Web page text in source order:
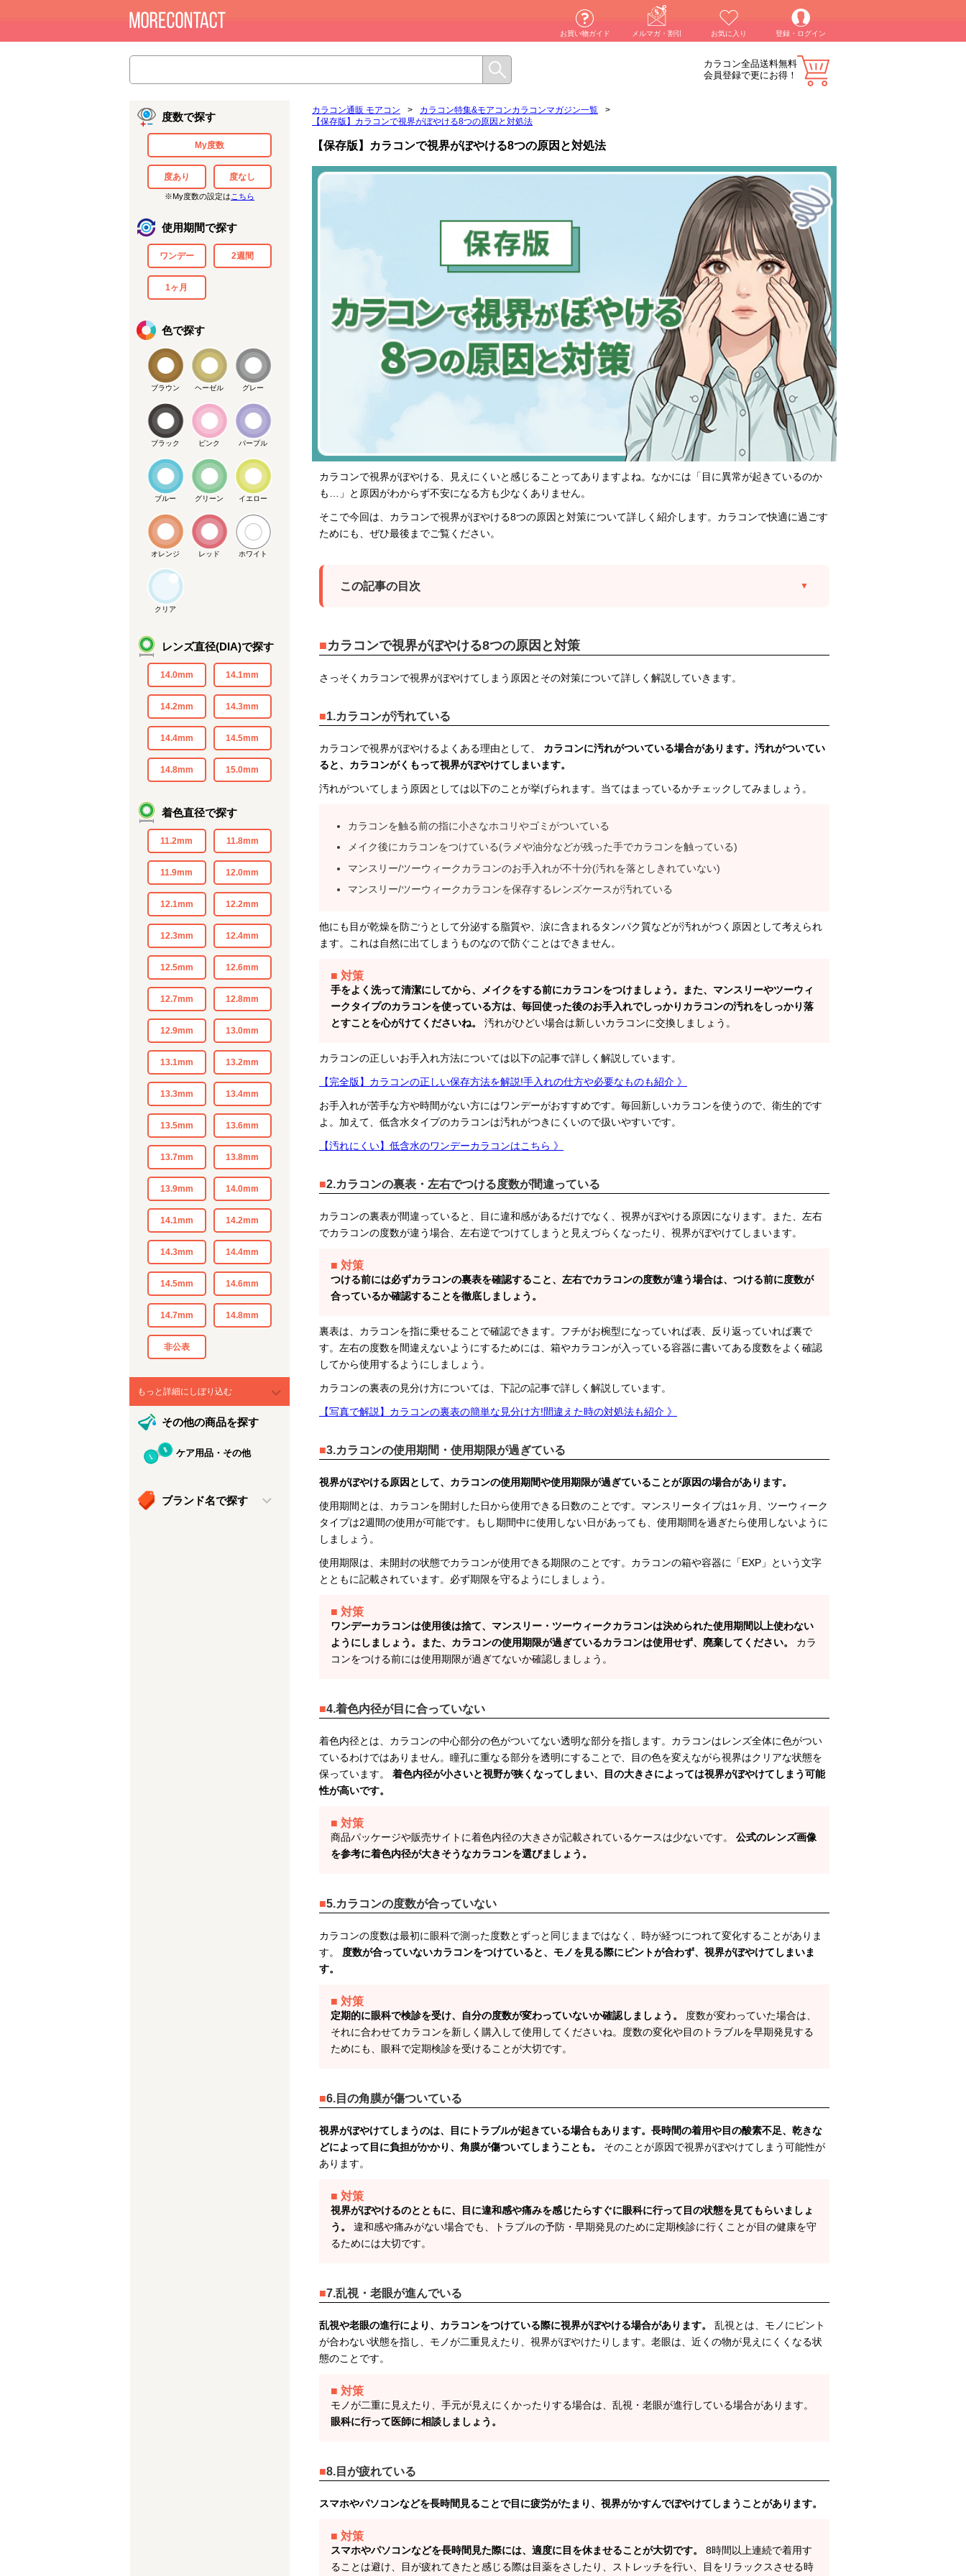
お買い物ガイド メルマガ・割引 お気に入り 登録・ログイン
カラコン全品送料無料
会員登録で更にお得！
度数で探す
My度数
度あり 度なし
※My度数の設定は こちら
使用期間で探す
ワンデー 2週間
1ヶ月
色で探す
ブラウン ヘーゼル グレー
ブラック ピンク パープル
ブルー グリーン イエロー
オレンジ レッド ホワイト
クリア
レンズ直径(DIA)で探す
14.0mm 14.1mm
14.2mm 14.3mm
14.4mm 14.5mm
14.8mm 15.0mm
着色直径で探す
11.2mm 11.8mm
11.9mm 12.0mm
12.1mm 12.2mm
12.3mm 12.4mm
12.5mm 12.6mm
12.7mm 12.8mm
12.9mm 13.0mm
13.1mm 13.2mm
13.3mm 13.4mm
13.5mm 13.6mm
13.7mm 13.8mm
13.9mm 14.0mm
14.1mm 14.2mm
14.3mm 14.4mm
14.5mm 14.6mm
14.7mm 14.8mm
非公表
もっと詳細にしぼり込む
その他の商品を探す
ケア用品・その他
ブランド名で探す
カラコン通販 モアコン > カラコン特集&モアコンカラコンマガジン一覧
>
【保存版】カラコンで視界がぼやける8つの原因と対処法
【保存版】カラコンで視界がぼやける8つの原因と対処法
カラコンで視界がぼやける、見えにくいと感じることってありますよね。なかには「目に異常が起きているのか
も…」と原因がわからず不安になる方も少なくありません。
そこで今回は、カラコンで視界がぼやける8つの原因と対策について詳しく紹介します。カラコンで快適に過ごす
ためにも、ぜひ最後までご覧ください。
この記事の目次
カラコンで視界がぼやける8つの原因と対策
さっそくカラコンで視界がぼやけてしまう原因とその対策について詳しく解説していきます。
1.カラコンが汚れている
カラコンで視界がぼやけるよくある理由として、 カラコンに汚れがついている場合があります。汚れがついてい
ると、カラコンがくもって視界がぼやけてしまいます。
汚れがついてしまう原因としては以下のことが挙げられます。当てはまっているかチェックしてみましょう。
カラコンを触る前の指に小さなホコリやゴミがついている
メイク後にカラコンをつけている(ラメや油分などが残った手でカラコンを触っている)
マンスリー/ツーウィークカラコンのお手入れが不十分(汚れを落としきれていない)
マンスリー/ツーウィークカラコンを保存するレンズケースが汚れている
他にも目が乾燥を防ごうとして分泌する脂質や、涙に含まれるタンパク質などが汚れがつく原因として考えられ
ます。これは自然に出てしまうものなので防ぐことはできません。
対策
手をよく洗って清潔にしてから、メイクをする前にカラコンをつけましょう。また、マンスリーやツーウィ
ークタイプのカラコンを使っている方は、毎回使った後のお手入れでしっかりカラコンの汚れをしっかり落
とすことを心がけてくださいね。
汚れがひどい場合は新しいカラコンに交換しましょう。
カラコンの正しいお手入れ方法については以下の記事で詳しく解説しています。
【完全版】カラコンの正しい保存方法を解説!手入れの仕方や必要なものも紹介 》
お手入れが苦手な方や時間がない方にはワンデーがおすすめです。毎回新しいカラコンを使うので、衛生的です
よ。加えて、低含水タイプのカラコンは汚れがつきにくいので扱いやすいです。
【汚れにくい】低含水のワンデーカラコンはこちら 》
2.カラコンの裏表・左右でつける度数が間違っている
カラコンの裏表が間違っていると、目に違和感があるだけでなく、視界がぼやける原因になります。また、左右
でカラコンの度数が違う場合、左右逆でつけてしまうと見えづらくなったり、視界がぼやけてしまいます。
対策
つける前には必ずカラコンの裏表を確認すること、左右でカラコンの度数が違う場合は、つける前に度数が
合っているか確認することを徹底しましょう。
裏表は、カラコンを指に乗せることで確認できます。フチがお椀型になっていれば表、反り返っていれば裏で
す。左右の度数を間違えないようにするためには、箱やカラコンが入っている容器に書いてある度数をよく確認
してから使用するようにしましょう。
カラコンの裏表の見分け方については、下記の記事で詳しく解説しています。
【写真で解説】カラコンの裏表の簡単な見分け方!間違えた時の対処法も紹介 》
3.カラコンの使用期間・使用期限が過ぎている
視界がぼやける原因として、カラコンの使用期間や使用期限が過ぎていることが原因の場合があります。
使用期間とは、カラコンを開封した日から使用できる日数のことです。マンスリータイプは1ヶ月、ツーウィーク
タイプは2週間の使用が可能です。もし期間中に使用しない日があっても、使用期間を過ぎたら使用しないように
しましょう。
使用期限は、未開封の状態でカラコンが使用できる期限のことです。カラコンの箱や容器に「EXP」という文字
とともに記載されています。必ず期限を守るようにしましょう。
対策
ワンデーカラコンは使用後は捨て、マンスリー・ツーウィークカラコンは決められた使用期間以上使わない
ようにしましょう。また、カラコンの使用期限が過ぎているカラコンは使用せず、廃棄してください。
カラ
コンをつける前には使用期限が過ぎてないか確認しましょう。
4.着色内径が目に合っていない
着色内径とは、カラコンの中心部分の色がついてない透明な部分を指します。カラコンはレンズ全体に色がつい
ているわけではありません。瞳孔に重なる部分を透明にすることで、目の色を変えながら視界はクリアな状態を
保っています。 着色内径が小さいと視野が狭くなってしまい、目の大きさによっては視界がぼやけてしまう可能
性が高いです。
対策
商品パッケージや販売サイトに着色内径の大きさが記載されているケースは少ないです。 公式のレンズ画像
を参考に着色内径が大きそうなカラコンを選びましょう。
5.カラコンの度数が合っていない
カラコンの度数は最初に眼科で測った度数とずっと同じままではなく、時が経つにつれて変化することがありま
す。 度数が合っていないカラコンをつけていると、モノを見る際にピントが合わず、視界がぼやけてしまいま
す。
対策
定期的に眼科で検診を受け、自分の度数が変わっていないか確認しましょう。
度数が変わっていた場合は、
それに合わせてカラコンを新しく購入して使用してくださいね。度数の変化や目のトラブルを早期発見する
ためにも、眼科で定期検診を受けることが大切です。
6.目の角膜が傷ついている
視界がぼやけてしまうのは、目にトラブルが起きている場合もあります。長時間の着用や目の酸素不足、乾きな
どによって目に負担がかかり、角膜が傷ついてしまうことも。
そのことが原因で視界がぼやけてしまう可能性が
あります。
対策
視界がぼやけるのとともに、目に違和感や痛みを感じたらすぐに眼科に行って目の状態を見てもらいましょ
う。
違和感や痛みがない場合でも、トラブルの予防・早期発見のために定期検診に行くことが目の健康を守
るためには大切です。
7.乱視・老眼が進んでいる
乱視や老眼の進行により、カラコンをつけている際に視界がぼやける場合があります。
乱視とは、モノにピント
が合わない状態を指し、モノが二重見えたり、視界がぼやけたりします。老眼は、近くの物が見えにくくなる状
態のことです。
対策
モノが二重に見えたり、手元が見えにくかったりする場合は、乱視・老眼が進行している場合があります。
眼科に行って医師に相談しましょう。
8.目が疲れている
スマホやパソコンなどを長時間見ることで目に疲労がたまり、視界がかすんでぼやけてしまうことがあります。
対策
スマホやパソコンなどを長時間見た際には、適度に目を休ませることが大切です。
8時間以上連続で着用す
ることは避け、目が疲れてきたと感じる際は目薬をさしたり、ストレッチを行い、目をリラックスさせる時